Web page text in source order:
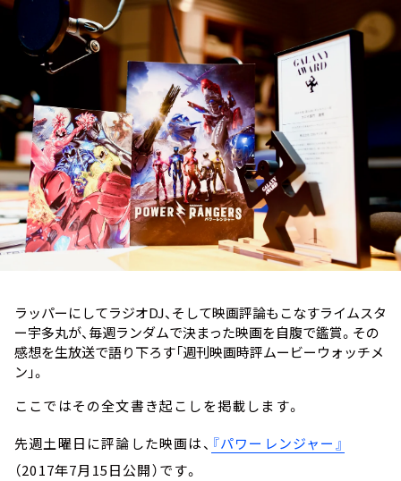
お知らせ
イベント・グッズ
YouTube
会社情報
ラッパーにしてラジオDJ、そして映画評論もこなすライムスタ
ー宇多丸が、毎週ランダムで決まった映画を自腹で鑑賞。その
感想を生放送で語り下ろす「週刊映画時評ムービーウォッチメ
ン」。
ここではその全文書き起こしを掲載します。
先週土曜日に評論した映画は、 『パワーレンジャー』
（2017年7月15日公開）です。